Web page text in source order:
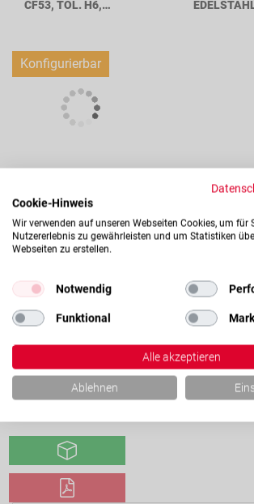
Verfügbarkeit dieses Artikels
Lager: 55 Stk verfügbar auf Lager
CAD-Modell Datenblatt
Bei konfigurierbaren Artikeln steht das CAD-Modell nach
CF53, TOL. H6,
Konfigurierbar
WELLE CF53, TOL. H7,
WELLENDURCHMESSER
8MM
Cookie-Hinweis
Wir verwenden auf unseren Webseiten Cookies, um für
Nutzererlebnis zu gewährleisten und um Statistiken
Webseiten zu erstellen.
Notwendig
Funktional
Alle akzeptieren
Ablehnen